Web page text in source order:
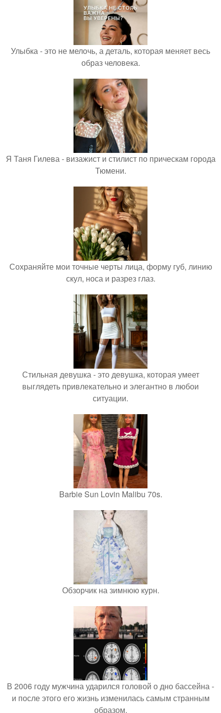
Улыбка - это не мелочь, а деталь, которая меняет весь
образ человека.
Я Таня Гилева - визажист и стилист по прическам города
Тюмени.
Сохраняйте мои точные черты лица, форму губ, линию
скул, носа и разрез глаз.
Стильная девушка - это девушка, которая умеет
выглядеть привлекательно и элегантно в любои
ситуации.
Barbie Sun Lovin Malibu 70s.
Обзорчик на зимнюю курн.
В 2006 году мужчина ударился головой о дно бассейна -
и после этого его жизнь изменилась самым странным
образом.